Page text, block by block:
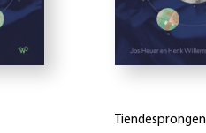
Tiendesprongen